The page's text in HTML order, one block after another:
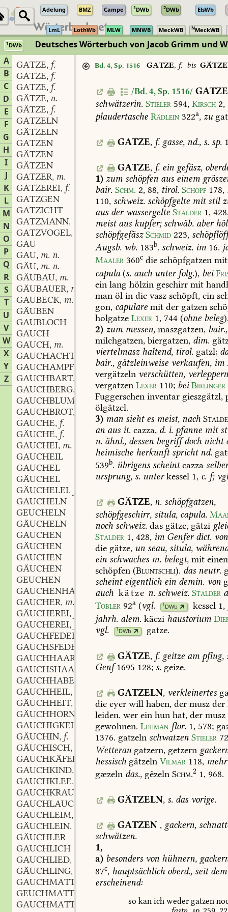
Adelung BMZ Campe 1DWb 2DWb ElsWb
LmL LothWb MLW MNWB MeckWB NMeckWB
1DWb Deutsches Wörterbuch von Jacob Grimm und
A
B
C
D
E
F
G
H
I
J
K
L
M
N
O
P
Q
R
S
T
U
V
W
X
Y
Z
GATZE, f.
GATZE, f.
GATZE, f.
GÄTZE, n.
GÄTZE, f.
GATZELN
GÄTZELN
GATZEN
GÄTZEN
GÄTZEN
GATZER, m.
GATZEREI, f.
GATZGEN
GATZICHT
GATZMANN, m.
GATZVOGEL,
GAU
GAU, m. n.
GÄU, m. n.
GÄUBAU, m.
GÄUBAUER, m.
GAUBECK, m.
GÄUBEN
GAUBLOCH
GAUCH
GAUCH, m.
GAUCHACHTIG
GAUCHAMPFER
GAUCHBART,
GAUCHBERG,
GAUCHBLUME
GAUCHBROT,
GAUCHE, f.
GÄUCHE, f.
GAUCHEI, m.
GAUCHEIL
GAUCHEL
GÄUCHEL
GÄUCHELEI, f.
GAUCHELN
GEUCHELN
GÄUCHELN
GAUCHEN
GÄUCHEN
GAUCHEN
GÄUCHEN
GEUCHEN
GAUCHENHAFT
GAUCHER, m.
GÄUCHEREI,
GAUCHEREI,
GAUCHFEDER
GAUCHSFEDER
GAUCHHAAR
GAUCHSHAAR
GAUCHHABER
GAUCHHEIL,
GÄUCHHEIT,
GÄUCHHORNIG
GAUCHIGKEIT
GÄUCHIN, f.
GÄUCHISCH,
GAUCHKÄFER
GAUCHKIND,
GAUCHKLEE,
GAUCHKRAUT
GAUCHLAUCH
GAUCHLEIM,
GÄUCHLEIN,
GÄUCHLER
GAUCHLICH
GAUCHLIED,
GÄUCHLING,
GAUCHMATTE
GEUCHMATTE
GAUCHMATTER
Bd. 4, Sp. 1516 GATZE, f. bis
/Bd. 4, Sp. 1516/ GATZE
schwätzerin. Stieler 594, Kirsch 2,
plaudertasche Rädlein 322a, zu
GATZE, f. gasse,nd.,s.sp.
GATZE, f. eingefäsz,
1) zum schöpfen aus einem
bair. Schm. 2, 88, tirol. Schöpf 178,
110, schweiz. schöpfgelte mitstil
aus derwassergelte Stalder 1, 428
meistaus kupfer;schwäb. aber
schöpfgefäsz Schmid 223,
Augsb. wb. 183b. schweiz. im 16.
Maaler 360c die schöpfgatzen mit
capula(s. auch unterfolg.), bei
ein lang hölzin geschirr mit
man öl in die vasz schöpft, ein
gon, capulare mit der gatzen
holgatze Lexer 1, 744 (ohne beleg
2) zum messen, maszgatzen, bair.,
milchgatzen, biergatzen, dim.
viertelmaszhaltend, tirol. gatzl;
bair., gätzleinweise verkaufen, im
vergätzeln verschütten,
vergatzen Lexer 110; bei Birlinger
Fuggerschen inventar gieszgätzl,
ölgätzel.
3) man siehtes meist, nach
an aus it. cazza, d. i. pfanne mit
u. ähnl., dessen begriffdoch nicht
heimische herkunftsprichtnd.
539b. übrigens scheintcazza
ursprung, s. unterkessel 1, c. f;
GÄTZE, n. schöpfgatzen,
schöpfgeschirr, situla, capula.
noch schweiz. das gätze, gätzi
Stalder 1, 428, im Genferdict. von
die gätze, un seau, situla,
ein schwaches m. belegt, mit
schöpfen (Bluntschli). das neutr.
scheinteigentlich ein demin. von
auch kätze n.schweiz. Stalder
Tobler 92a (vgl. 1DWb kessel 1,
jahrh. alem. käczi haustorium
vgl.
1DWb gatze.
GÄTZE, f. geitzeampflug,
Genf1695 128; s. geize.
GATZELN, verkleinertes
die eyer will haben, der musz der
leiden. wer ein hun hat, der musz
gewohnen. Lehman flor. 1, 578;
1376. gatzeln schwatzen Stieler
Wetterau gatzern, getzern
hessisch gätzeln Vilmar 118, mehr
gæzeln das., gêzeln Schm.2 1, 968.
GÄTZELN, s.dasvorige.
GATZEN , gackern,
schwätzen.
1,
a) besonders von hühnern,
87c, hauptsächlich oberd., seitdem
erscheinend:
so kan ich weder gatzen